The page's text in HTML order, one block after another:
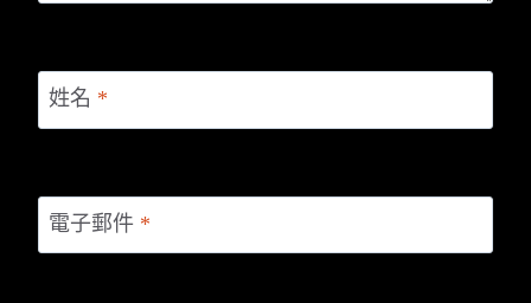
姓名 *
電子郵件 *